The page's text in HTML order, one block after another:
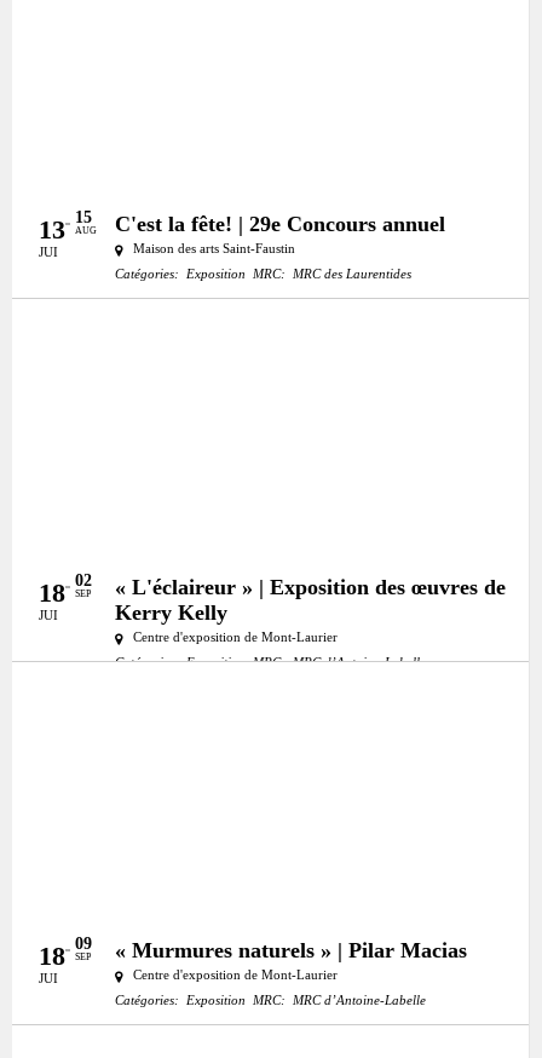
13
JUI
15
AUG C'est la fête! | 29e Concours annuel
Maison des arts Saint-Faustin
Catégories:
Exposition MRC: MRC des Laurentides
18
JUI
02
SEP
« L'éclaireur » | Exposition des œuvres de
Kerry Kelly
Centre d'exposition de Mont-Laurier
Catégories: Exposition MRC: MRC d’Antoine-Labelle
18
JUI
09
SEP « Murmures naturels » | Pilar Macias
Centre d'exposition de Mont-Laurier
Catégories:
Exposition MRC: MRC d’Antoine-Labelle